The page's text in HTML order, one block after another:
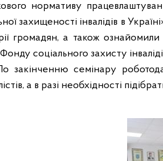
нормативу
захищеності інвалідів в
громадян, а також
соціального захисту
закінченню семінару
а в разі необхідності